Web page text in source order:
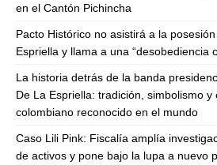
en el Cantón Pichincha
Pacto Histórico no asistirá a la
Espriella y llama a una “desobediencia
La historia detrás de la banda
De La Espriella: tradición, simbolismo
colombiano reconocido en el mundo
Caso Lili Pink: Fiscalía amplía
de activos y pone bajo la lupa a nuevo